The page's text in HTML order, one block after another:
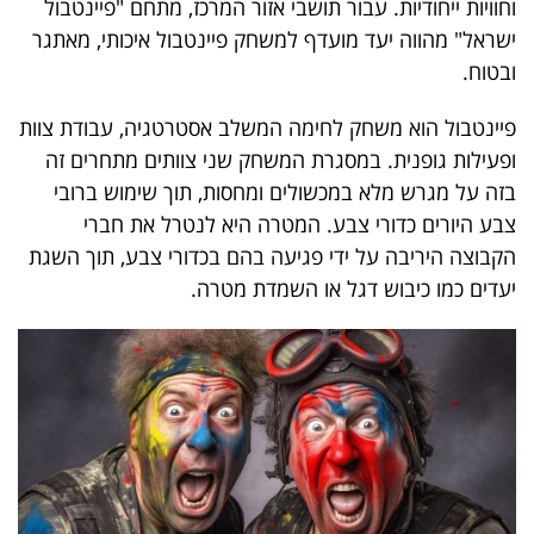
וחוויות ייחודיות. עבור תושבי אזור המרכז, מתחם "פיינטבול
ישראל" מהווה יעד מועדף למשחק פיינטבול איכותי, מאתגר
ובטוח.
פיינטבול הוא משחק לחימה המשלב אסטרטגיה, עבודת צוות
ופעילות גופנית. במסגרת המשחק שני צוותים מתחרים זה
בזה על מגרש מלא במכשולים ומחסות, תוך שימוש ברובי
צבע היורים כדורי צבע. המטרה היא לנטרל את חברי
הקבוצה היריבה על ידי פגיעה בהם בכדורי צבע, תוך השגת
יעדים כמו כיבוש דגל או השמדת מטרה.